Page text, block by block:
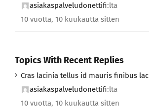
asiakaspalveludonettifi:lta
10 vuotta, 10 kuukautta sitten
Topics With Recent Replies
Cras lacinia tellus id mauris finibus
asiakaspalveludonettifi:lta
10 vuotta, 10 kuukautta sitten